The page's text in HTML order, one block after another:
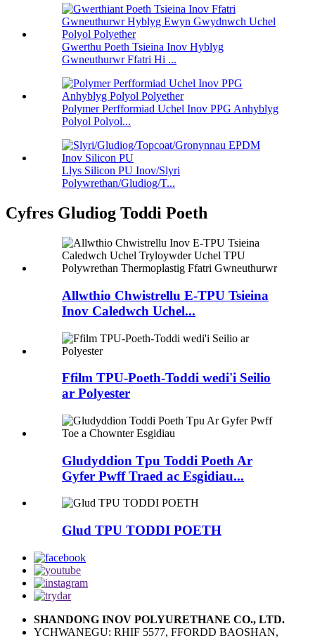
Gwerthu Poeth Tsieina Inov Hyblyg
Gwneuthurwr Ffatri Hi ...
Polymer Perfformiad Uchel Inov PPG Anhyblyg
Polyol Polyol...
Llys Silicon PU Inov/Slyri
Polywrethan/Gludiog/T...
Cyfres Gludiog Toddi Poeth
Allwthio Chwistrellu E-TPU Tsieina
Inov Caledwch Uchel...
Ffilm TPU-Poeth-Toddi wedi'i Seilio
ar Polyester
Gludyddion Tpu Toddi Poeth Ar
Gyfer Pwff Traed ac Esgidiau...
Glud TPU TODDI POETH
SHANDONG INOV POLYURETHANE CO., LTD.
YCHWANEGU: RHIF 5577, FFORDD BAOSHAN,